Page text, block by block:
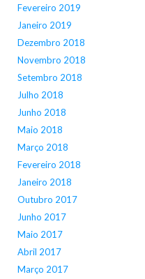
Fevereiro 2019
Janeiro 2019
Dezembro 2018
Novembro 2018
Setembro 2018
Julho 2018
Junho 2018
Maio 2018
Março 2018
Fevereiro 2018
Janeiro 2018
Outubro 2017
Junho 2017
Maio 2017
Abril 2017
Março 2017